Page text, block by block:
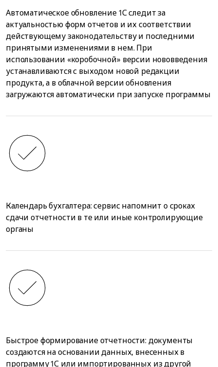
Автоматическое обновление 1С следит за
актуальностью форм отчетов и их соответствии
действующему законодательству и последними
принятыми изменениями в нем. При
использовании «коробочной» версии нововведения
устанавливаются с выходом новой редакции
продукта, а в облачной версии обновления
загружаются автоматически при запуске программы
Календарь бухгалтера: сервис напомнит о сроках
сдачи отчетности в те или иные контролирующие
органы
Быстрое формирование отчетности: документы
создаются на основании данных, внесенных в
программу 1С или импортированных из другой